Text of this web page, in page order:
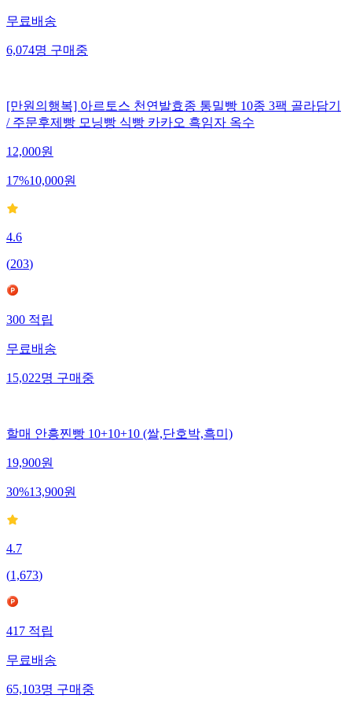
무료배송
6,074명 구매중
[만원의행복] 아르토스 천연발효종 통밀빵 10종 3팩 골라담기
/ 주문후제빵 모닝빵 식빵 카카오 흑임자 옥수
12,000원
17%10,000원
4.6
(203)
300적립
무료배송
15,022명구매중
할매 안흥찐빵 10+10+10 (쌀,단호박,흑미)
19,900원
30%13,900원
4.7
(1,673)
417적립
무료배송
65,103명구매중